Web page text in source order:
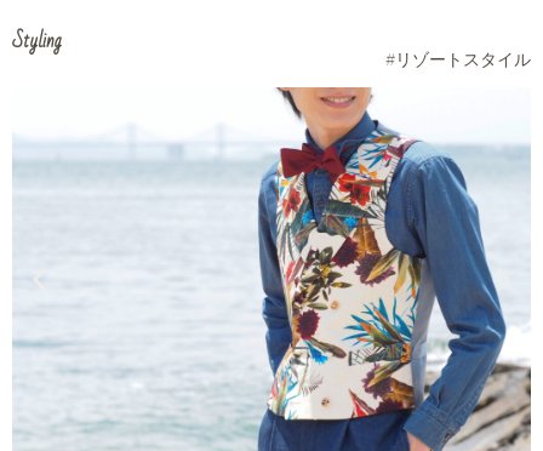
Styling #リゾートスタイル